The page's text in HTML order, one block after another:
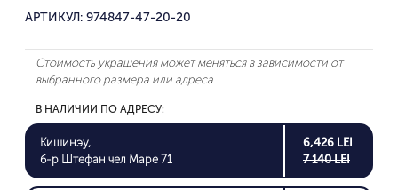
АРТИКУЛ: 974847-47-20-20
Стоимость украшения может меняться в зависимости от
выбранного размера или адреса
В НАЛИЧИИ ПО АДРЕСУ:
Кишинэу,
б-р Штефан чел Маре 71
6,426 LEI
7 140 LEI